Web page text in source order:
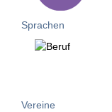
Sprachen
Vereine